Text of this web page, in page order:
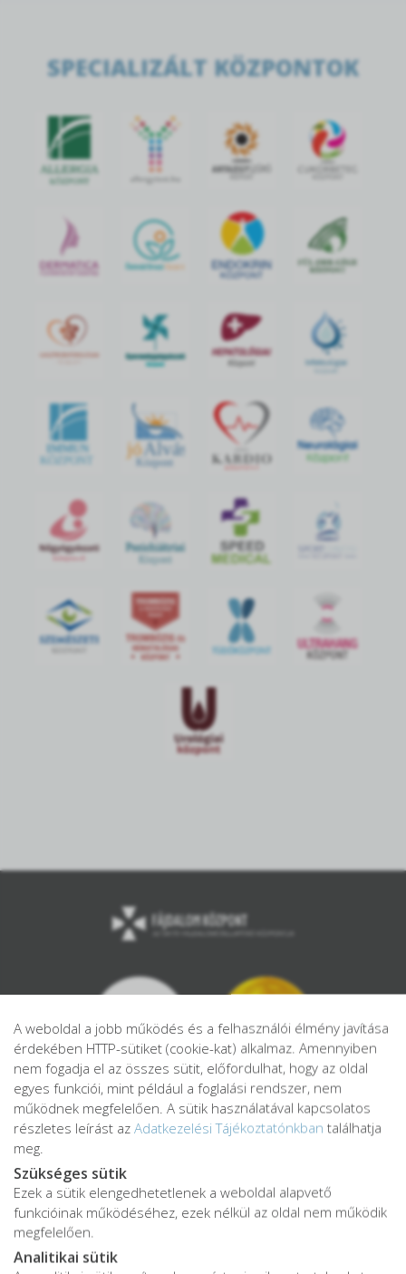
SPECIALIZÁLT KÖZPONTOK
IMMUN
KÖZPONT
jó Alvás
Központ
Adatkezelési tájékoztató
Adatvédelmi tájékoztató
A weboldal a jobb működés és a felhasználói élmény javítása
érdekében HTTP-sütiket (cookie-kat) alkalmaz. Amennyiben
nem fogadja el az összes sütit, előfordulhat, hogy az oldal
egyes funkciói, mint például a foglalási rendszer, nem
működnek megfelelően. A sütik használatával kapcsolatos
részletes leírást az Adatkezelési Tájékoztatónkban találhatja
meg.
Szükséges sütik
Ezek a sütik elengedhetetlenek a weboldal alapvető
funkcióinak működéséhez, ezek nélkül az oldal nem működik
megfelelően.
Analitikai sütik